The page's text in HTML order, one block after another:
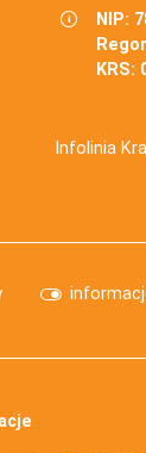
NIP:
KRS:
Infolinia